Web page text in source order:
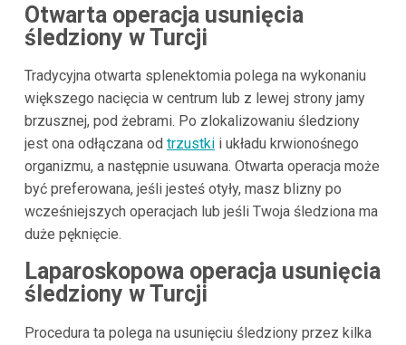
Otwarta operacja usunięcia
śledziony w Turcji
Tradycyjna otwarta splenektomia polega na wykonaniu
większego nacięcia w centrum lub z lewej strony jamy
brzusznej, pod żebrami. Po zlokalizowaniu śledziony
jest ona odłączana od trzustkii układu krwionośnego
organizmu, a następnie usuwana. Otwarta operacja może
być preferowana, jeśli jesteś otyły, masz blizny po
wcześniejszych operacjach lub jeśli Twoja śledziona ma
duże pęknięcie.
Laparoskopowa operacja usunięcia
śledziony w Turcji
Procedura ta polega na usunięciu śledziony przez kilka